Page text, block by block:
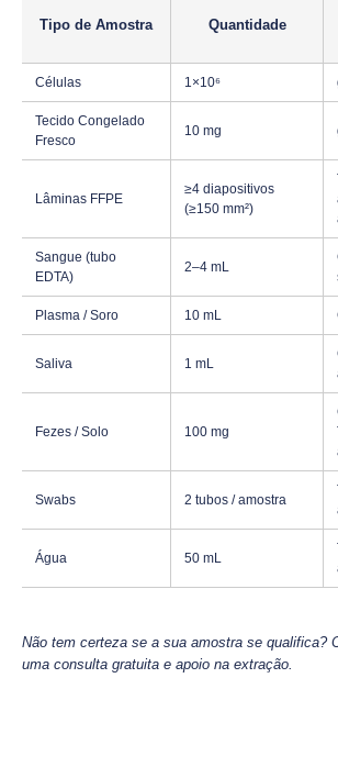
Tipo de Amostra Quantidade
Células 1×10⁶
Tecido Congelado
Fresco
10 mg
Lâminas FFPE
≥4 diapositivos
(≥150 mm²)
Sangue (tubo
EDTA)
2–4 mL
Plasma / Soro 10 mL
Saliva 1 mL
Fezes / Solo 100 mg
Swabs 2 tubos / amostra
Água 50 mL
Não tem certeza se a sua amostra se qualifica?
uma consulta gratuita e apoio na extração.